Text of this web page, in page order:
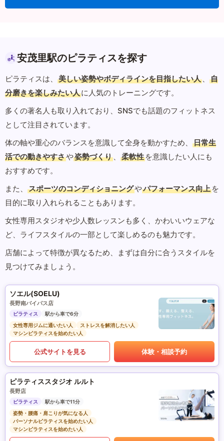
安茂里駅のピラティスを探す
ピラティスは、 美しい姿勢やボディラインを目指したい人 、
自
分磨きを楽しみたい人に人気のトレーニングです。
多くの著名人も取り入れており、SNSでも話題のフィットネス
として注目されています。
体の軸や重心のバランスを意識して全身を動かすため、
日常生
活での動きやすさや姿勢づくり 、 柔軟性 を意識したい人にも
おすすめです。
また、
スポーツのコンディショニングやパフォーマンス向上 を
目的に取り入れられることもあります。
女性専用スタジオや少人数レッスンも多く、かわいいウェアな
ど、ライフスタイルの一部として楽しめるのも魅力です。
店舗によって特徴が異なるため、まずは自分に合うスタイルを
見つけてみましょう。
ソエル(SOELU)
長野南バイパス店
ピラティス
駅から車で6分
女性専用ジムに通いたい人
ストレスを解消したい人
マシンピラティスを始めたい人
公式サイトを見る 体験・相談予約
ピラティススタジオ ルルト
長野店
ピラティス
駅から車で11分
姿勢・腰痛・肩こりが気になる人
パーソナルピラティスを始めたい人
マシンピラティスを始めたい人